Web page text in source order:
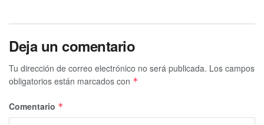
Deja un comentario
Tu dirección de correo electrónico no será publicada. Los campos
obligatorios están marcados con *
Comentario *